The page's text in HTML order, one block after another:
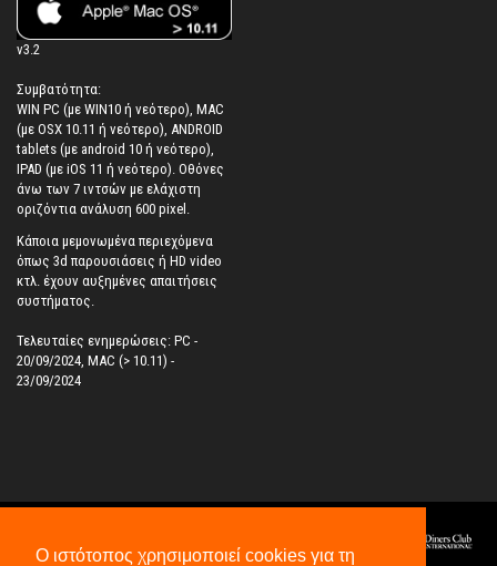
Ο ιστότοπος χρησιμοποιεί cookies για τη
v3.2
Συμβατότητα:
WIN PC (με WIN10 ή νεότερο), MAC
(με OSX 10.11 ή νεότερο), ANDROID
tablets (με android 10 ή νεότερο),
IPAD (με iOS 11 ή νεότερο). Oθόνες
άνω των 7 ιντσών με ελάχιστη
οριζόντια ανάλυση 600 pixel.
Κάποια μεμονωμένα περιεχόμενα
όπως 3d παρουσιάσεις ή HD video
κτλ. έχουν αυξημένες απαιτήσεις
συστήματος.
Τελευταίες ενημερώσεις: PC -
20/09/2024, MAC (> 10.11) -
23/09/2024